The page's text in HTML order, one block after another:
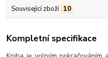
Související zboží 10
Kompletní specifikace